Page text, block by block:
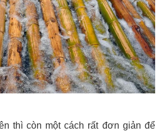
thì còn một cách rất đơn giản để